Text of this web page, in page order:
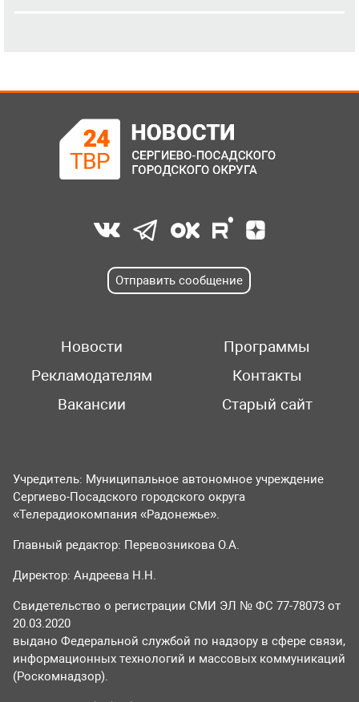
Отправить сообщение
Новости
Программы
Рекламодателям
Контакты
Вакансии
Старый сайт
Учредитель: Муниципальное автономное учреждение
Сергиево-Посадского городского округа
«Телерадиокомпания «Радонежье».
Главный редактор: Перевозникова О.А.
Директор: Андреева Н.Н.
Свидетельство о регистрации СМИ ЭЛ № ФС 77-78073 от
20.03.2020
выдано Федеральной службой по надзору в сфере связи,
информационных технологий и массовых коммуникаций
(Роскомнадзор).